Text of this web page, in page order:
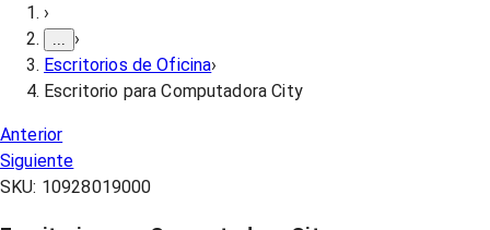
›
›
Escritorios de Oficina›
Escritorio para Computadora City
Anterior
Siguiente
SKU: 10928019000